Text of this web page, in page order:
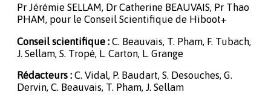
Pr Jérémie SELLAM, Dr Catherine BEAUVAIS, Pr Thao
PHAM, pour le Conseil Scientifique de Hiboot+
Conseil scientifique : C. Beauvais, T. Pham, F. Tubach,
J. Sellam, S. Tropé, L. Carton, L. Grange
Rédacteurs : C. Vidal, P. Baudart, S. Desouches, G.
Dervin, C. Beauvais, T. Pham, J. Sellam